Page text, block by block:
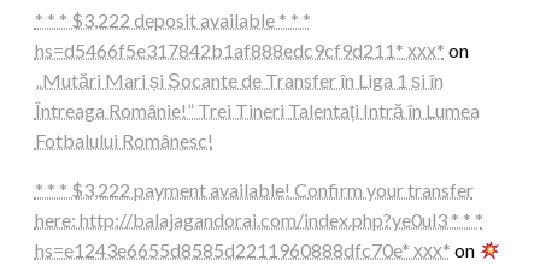
* * * $3,222 deposit available * * *
hs=d5466f5e317842b1af888edc9cf9d211* ххх* on
„Mutări Mari și Șocante de Transfer în Liga 1 și în
Întreaga Românie!” Trei Tineri Talentați Intră în Lumea
Fotbalului Românesc!
* * * $3,222 payment available! Confirm your transfer
here: http://balajagandorai.com/index.php?ye0ul3 * * *
hs=e1243e6655d8585d2211960888dfc70e* ххх* on